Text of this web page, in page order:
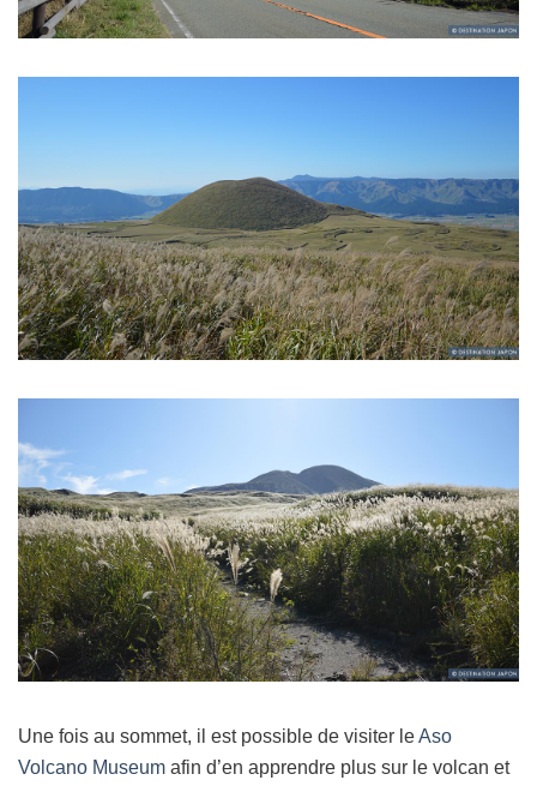
Une fois au sommet, il est possible de visiter leAso
Volcano Museum afin d’en apprendre plus sur le volcan et